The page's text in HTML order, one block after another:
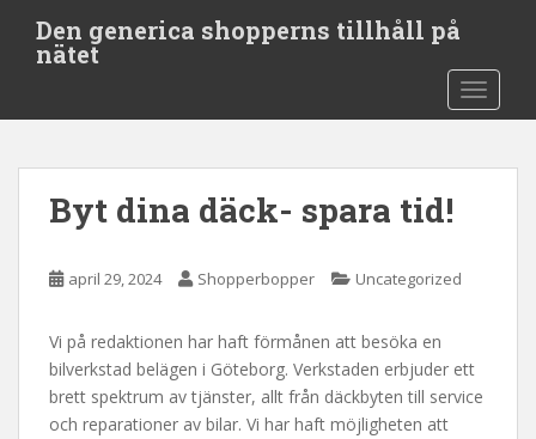
t
Den generica shopperns tillhåll på
nätet
Byt dina däck- spara tid!
april 29, 2024 Shopperbopper Uncategorized
Vi på redaktionen har haft förmånen att besöka en
bilverkstad belägen i Göteborg. Verkstaden erbjuder ett
brett spektrum av tjänster, allt från däckbyten till service
och reparationer av bilar. Vi har haft möjligheten att